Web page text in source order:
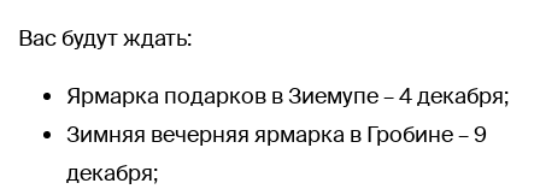
Вас будут ждать:
Ярмарка подарков в Зиемупе – 4 декабря;
Зимняя вечерняя ярмарка в Гробине – 9
декабря;